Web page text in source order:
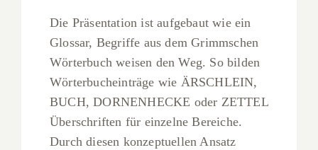
Die Präsentation ist aufgebaut wie ein
Glossar, Begriffe aus dem Grimmschen
Wörterbuch weisen den Weg. So bilden
Wörterbucheinträge wie ÄRSCHLEIN,
BUCH, DORNENHECKE oder ZETTEL
Überschriften für einzelne Bereiche.
Durch diesen konzeptuellen Ansatz